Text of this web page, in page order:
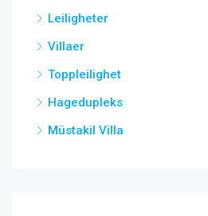
Leiligheter
Villaer
Toppleilighet
Hagedupleks
Müstakil Villa